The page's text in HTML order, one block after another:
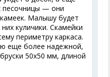
песочницы — они
Малышу будет
куличики. Скамейки
периметру каркаса.
еще более надежной,
50х50 мм, длиной